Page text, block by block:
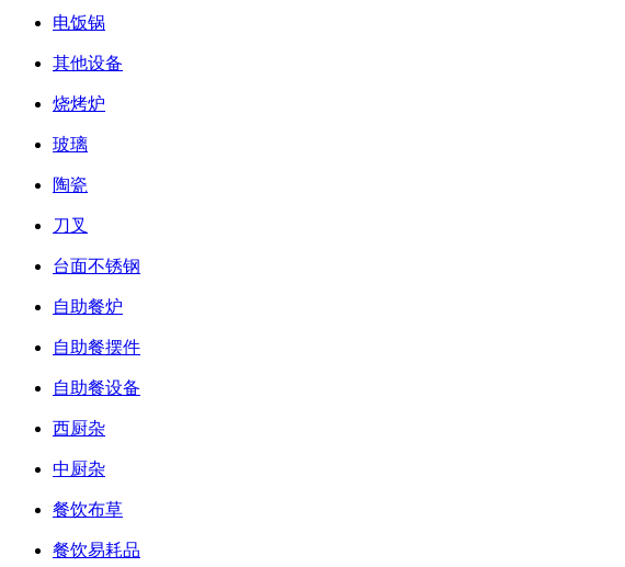
电饭锅
其他设备
烧烤炉
玻璃
陶瓷
刀叉
台面不锈钢
自助餐炉
自助餐摆件
自助餐设备
西厨杂
中厨杂
餐饮布草
餐饮易耗品